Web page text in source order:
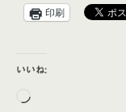
印刷
いいね:
読